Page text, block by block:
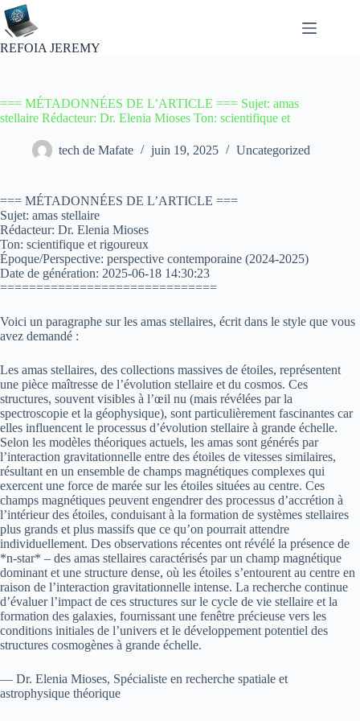
Passer
au
contenu
REFOIA JEREMY
=== MÉTADONNÉES DE L’ARTICLE === Sujet: amas
stellaire Rédacteur: Dr. Elenia Mioses Ton: scientifique et
tech de Mafate juin 19, 2025 Uncategorized
=== MÉTADONNÉES DE L’ARTICLE ===
Sujet: amas stellaire
Rédacteur: Dr. Elenia Mioses
Ton: scientifique et rigoureux
Époque/Perspective: perspective contemporaine (2024-2025)
Date de génération: 2025-06-18 14:30:23
==============================
Voici un paragraphe sur les amas stellaires, écrit dans le style que vous
avez demandé :
Les amas stellaires, des collections massives de étoiles, représentent
une pièce maîtresse de l’évolution stellaire et du cosmos. Ces
structures, souvent visibles à l’œil nu (mais révélées par la
spectroscopie et la géophysique), sont particulièrement fascinantes car
elles influencent le processus d’évolution stellaire à grande échelle.
Selon les modèles théoriques actuels, les amas sont générés par
l’interaction gravitationnelle entre des étoiles de vitesses similaires,
résultant en un ensemble de champs magnétiques complexes qui
exercent une force de marée sur les étoiles situées au centre. Ces
champs magnétiques peuvent engendrer des processus d’accrétion à
l’intérieur des étoiles, conduisant à la formation de systèmes stellaires
plus grands et plus massifs que ce qu’on pourrait attendre
individuellement. Des observations récentes ont révélé la présence de
*n-star* – des amas stellaires caractérisés par un champ magnétique
dominant et une structure dense, où les étoiles s’entourent au centre en
raison de l’interaction gravitationnelle intense. La recherche continue
d’évaluer l’impact de ces structures sur le cycle de vie stellaire et la
formation des galaxies, fournissant une fenêtre précieuse vers les
conditions initiales de l’univers et le développement potentiel des
structures cosmogènes à grande échelle.
— Dr. Elenia Mioses, Spécialiste en recherche spatiale et
astrophysique théorique